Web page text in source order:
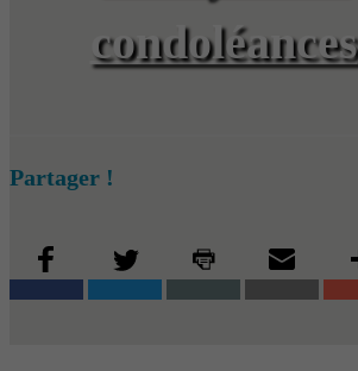
condoléances
Partager !